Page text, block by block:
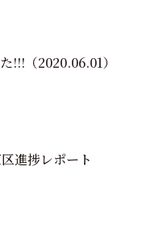
!!! （2020.06.01）
進捗レポート